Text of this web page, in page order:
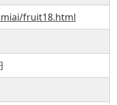
fruit18.html